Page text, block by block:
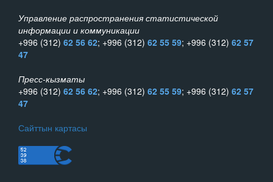
Управление распространения статистической
информации и коммуникации
+996 (312) 62 56 62; +996 (312) 62 55 59; +996 (312) 62 57
47
Пресс-кызматы
+996 (312) 62 56 62; +996 (312) 62 55 59; +996 (312) 62 57
47
Сайттын картасы